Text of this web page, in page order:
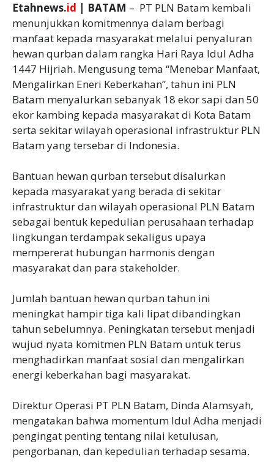
Etahnews.id | BATAM – PT PLN Batam kembali
menunjukkan komitmennya dalam berbagi
manfaat kepada masyarakat melalui penyaluran
hewan qurban dalam rangka Hari Raya Idul Adha
1447 Hijriah. Mengusung tema “Menebar Manfaat,
Mengalirkan Eneri Keberkahan”, tahun ini PLN
Batam menyalurkan sebanyak 18 ekor sapi dan 50
ekor kambing kepada masyarakat di Kota Batam
serta sekitar wilayah operasional infrastruktur PLN
Batam yang tersebar di Indonesia.
Bantuan hewan qurban tersebut disalurkan
kepada masyarakat yang berada di sekitar
infrastruktur dan wilayah operasional PLN Batam
sebagai bentuk kepedulian perusahaan terhadap
lingkungan terdampak sekaligus upaya
mempererat hubungan harmonis dengan
masyarakat dan para stakeholder.
Jumlah bantuan hewan qurban tahun ini
meningkat hampir tiga kali lipat dibandingkan
tahun sebelumnya. Peningkatan tersebut menjadi
wujud nyata komitmen PLN Batam untuk terus
menghadirkan manfaat sosial dan mengalirkan
energi keberkahan bagi masyarakat.
Direktur Operasi PT PLN Batam, Dinda Alamsyah,
mengatakan bahwa momentum Idul Adha menjadi
pengingat penting tentang nilai ketulusan,
pengorbanan, dan kepedulian terhadap sesama.